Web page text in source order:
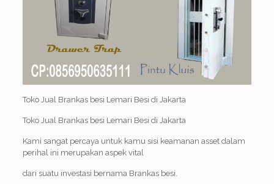
Toko Jual Brankas besi Lemari Besi di Jakarta
Toko Jual Brankas besi Lemari Besi di Jakarta
Kami sangat percaya untuk kamu sisi keamanan asset dalam
perihal ini merupakan aspek vital
dari suatu investasi bernama Brankas besi.